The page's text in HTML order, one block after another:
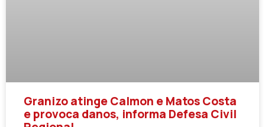
Granizo atinge Calmon e Matos Costa
e provoca danos, informa Defesa Civil